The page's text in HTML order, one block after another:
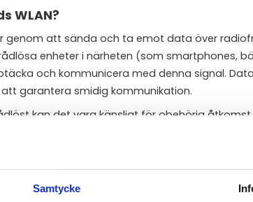
Samtycke
WLAN?
genom att sända och ta emot data över
enheter i närheten (som smartphones,
och kommunicera med denna signal.
garantera smidig kommunikation.
kan det vara känsligt för obehörig
för att skydda användarens data och
rad användningsområden:
till internet.